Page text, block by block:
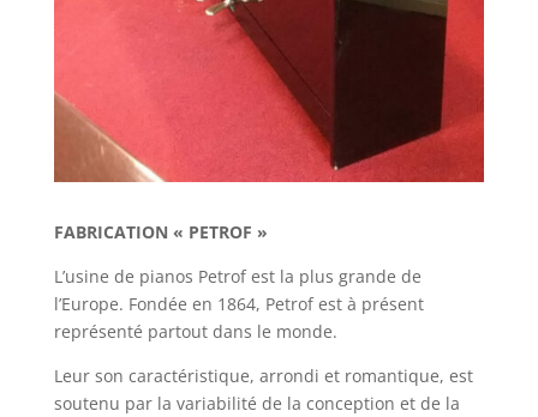
FABRICATION « PETROF »
L’usine de pianos Petrof est la plus grande de
l’Europe. Fondée en 1864, Petrof est à présent
représenté partout dans le monde.
Leur son caractéristique, arrondi et romantique, est
soutenu par la variabilité de la conception et de la